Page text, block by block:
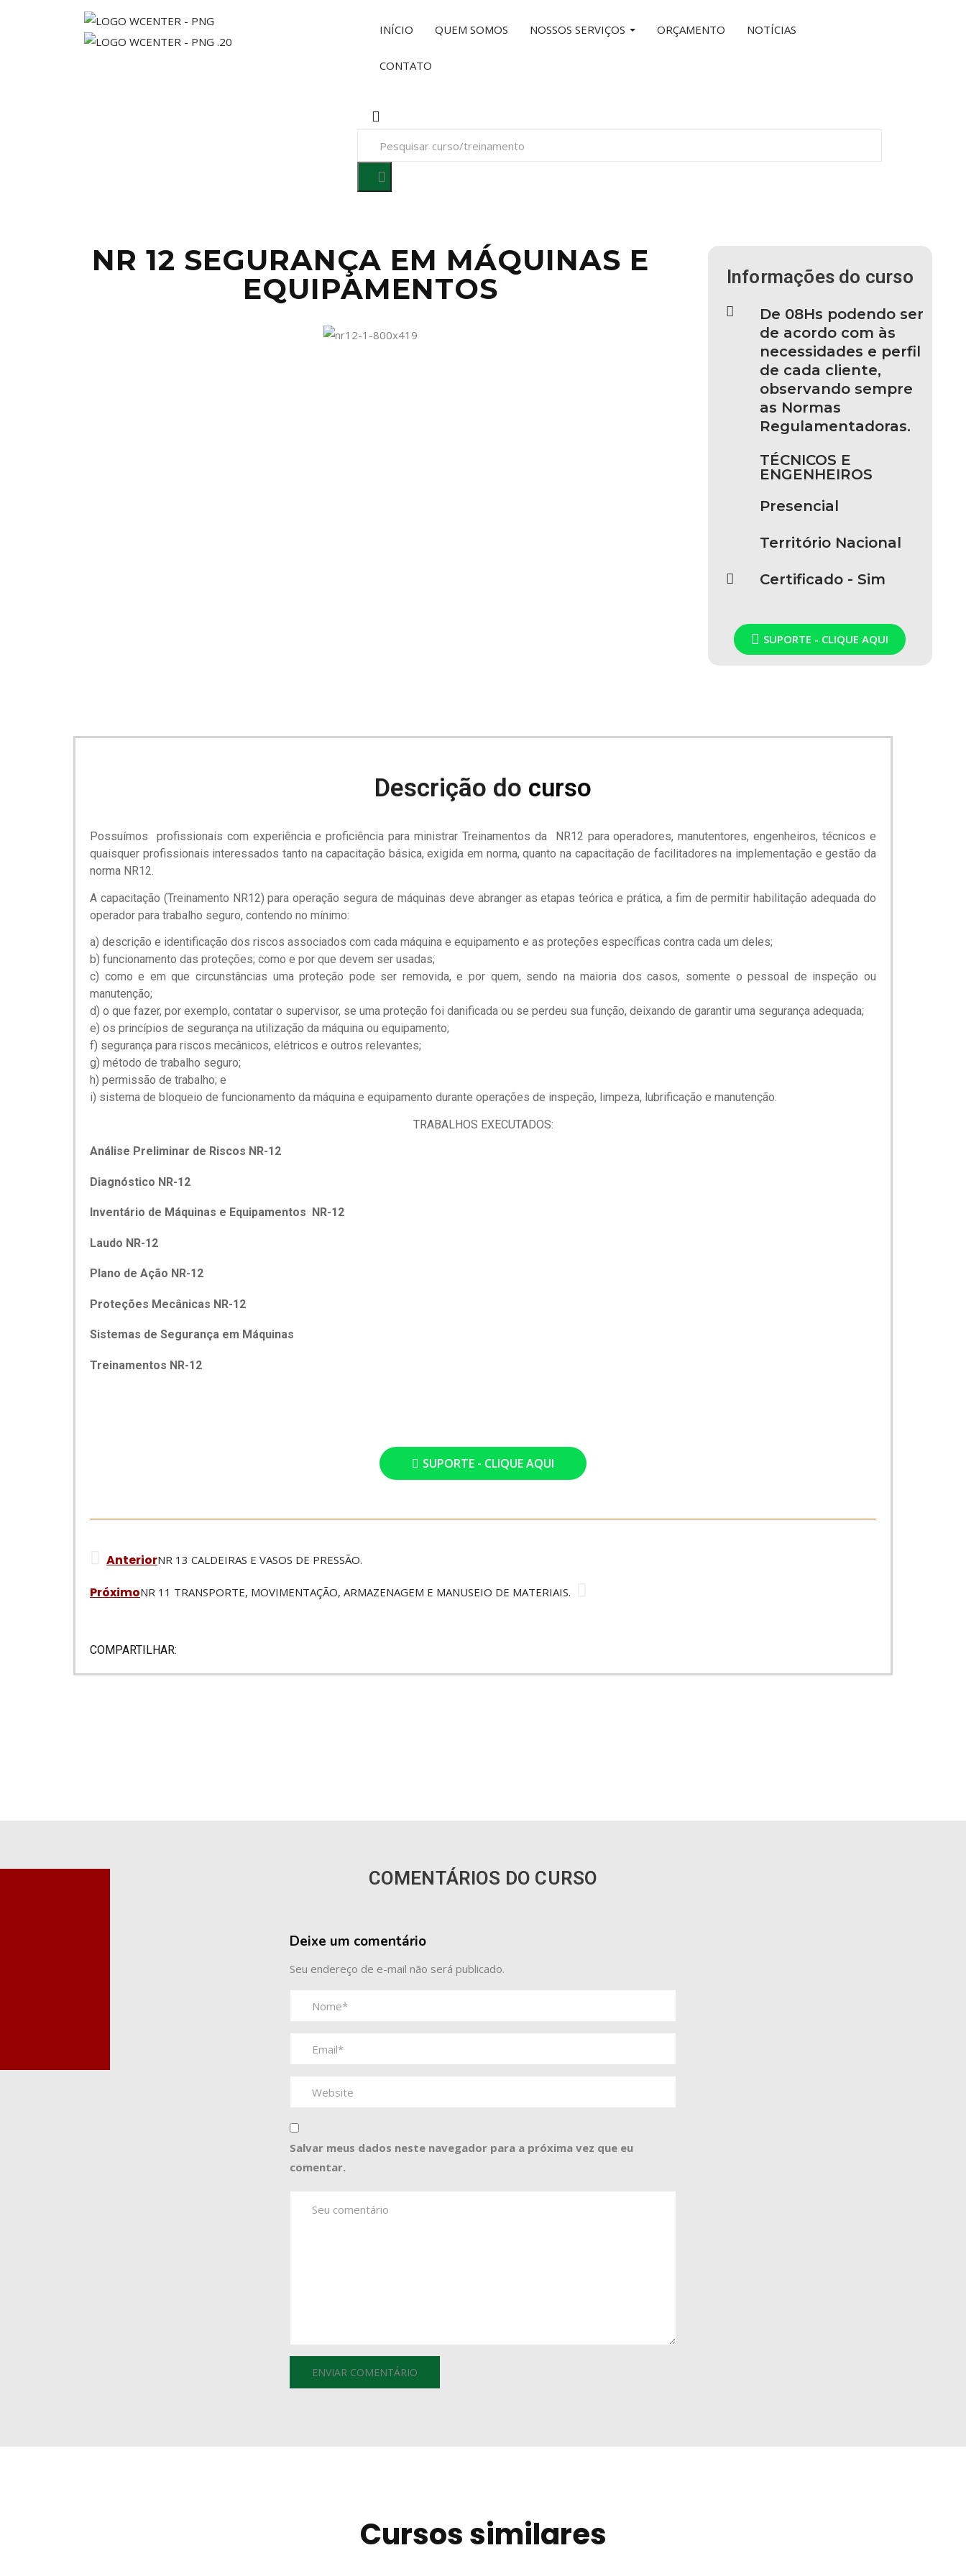
INÍCIO QUEM SOMOS NOSSOS SERVIÇOS ORÇAMENTO NOTÍCIAS
CONTATO
NR 12 SEGURANÇA EM MÁQUINAS E
EQUIPAMENTOS
Informações do curso
De 08Hs podendo ser
de acordo com às
necessidades e perfil
de cada cliente,
observando sempre
as Normas
Regulamentadoras.
TÉCNICOS E
ENGENHEIROS
Presencial
Território Nacional
Certificado - Sim
SUPORTE - CLIQUE AQUI
Descrição do curso
Possuímos profissionais com experiência e proficiência para ministrar Treinamentos da NR12 para operadores, manutentores, engenheiros, técnicos e
quaisquer profissionais interessados tanto na capacitação básica, exigida em norma, quanto na capacitação de facilitadores na implementação e gestão da
norma NR12.
A capacitação (Treinamento NR12) para operação segura de máquinas deve abranger as etapas teórica e prática, a fim de permitir habilitação adequada do
operador para trabalho seguro, contendo no mínimo:
a) descrição e identificação dos riscos associados com cada máquina e equipamento e as proteções específicas contra cada um deles;
b) funcionamento das proteções; como e por que devem ser usadas;
c) como e em que circunstâncias uma proteção pode ser removida, e por quem, sendo na maioria dos casos, somente o pessoal de inspeção ou
manutenção;
d) o que fazer, por exemplo, contatar o supervisor, se uma proteção foi danificada ou se perdeu sua função, deixando de garantir uma segurança adequada;
e) os princípios de segurança na utilização da máquina ou equipamento;
f) segurança para riscos mecânicos, elétricos e outros relevantes;
g) método de trabalho seguro;
h) permissão de trabalho; e
i) sistema de bloqueio de funcionamento da máquina e equipamento durante operações de inspeção, limpeza, lubrificação e manutenção.
TRABALHOS EXECUTADOS:
Análise Preliminar de Riscos NR-12
Diagnóstico NR-12
Inventário de Máquinas e Equipamentos NR-12
Laudo NR-12
Plano de Ação NR-12
Proteções Mecânicas NR-12
Sistemas de Segurança em Máquinas
Treinamentos NR-12
SUPORTE - CLIQUE AQUI
AnteriorNR 13 CALDEIRAS E VASOS DE PRESSÃO.
PróximoNR 11 TRANSPORTE, MOVIMENTAÇÃO, ARMAZENAGEM E MANUSEIO DE MATERIAIS.
COMPARTILHAR:
COMENTÁRIOS DO CURSO
Deixe um comentário
Seu endereço de e-mail não será publicado.
Salvar meus dados neste navegador para a próxima vez que eu
comentar.
Cursos similares